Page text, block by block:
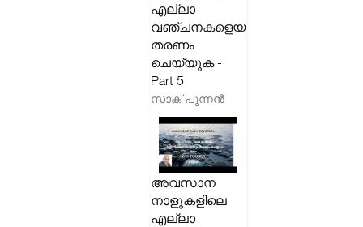
എല്ലാ
വഞ്ചനകളെയും
തരണം
ചെയ്യുക -
Part 5
സാക് പുന്നൻ
അവസാന
നാളുകളിലെ
എല്ലാ